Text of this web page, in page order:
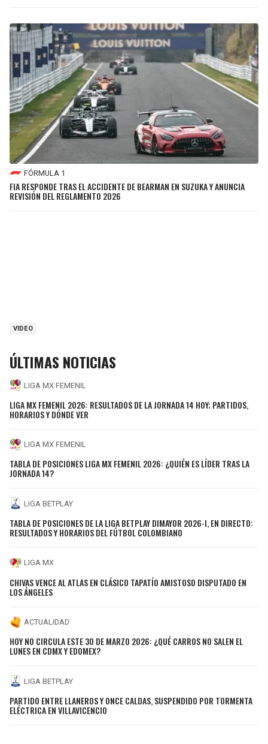
FÓRMULA 1
FIA RESPONDE TRAS EL ACCIDENTE DE BEARMAN EN SUZUKA Y ANUNCIA
REVISIÓN DEL REGLAMENTO 2026
VIDEO
ÚLTIMAS NOTICIAS
LIGA MX FEMENIL
LIGA MX FEMENIL 2026: RESULTADOS DE LA JORNADA 14 HOY; PARTIDOS,
HORARIOS Y DÓNDE VER
LIGA MX FEMENIL
TABLA DE POSICIONES LIGA MX FEMENIL 2026: ¿QUIÉN ES LÍDER TRAS LA
JORNADA 14?
LIGA BETPLAY
TABLA DE POSICIONES DE LA LIGA BETPLAY DIMAYOR 2026-I, EN DIRECTO:
RESULTADOS Y HORARIOS DEL FÚTBOL COLOMBIANO
LIGA MX
CHIVAS VENCE AL ATLAS EN CLÁSICO TAPATÍO AMISTOSO DISPUTADO EN
LOS ÁNGELES
ACTUALIDAD
HOY NO CIRCULA ESTE 30 DE MARZO 2026: ¿QUÉ CARROS NO SALEN EL
LUNES EN CDMX Y EDOMEX?
LIGA BETPLAY
PARTIDO ENTRE LLANEROS Y ONCE CALDAS, SUSPENDIDO POR TORMENTA
ELÉCTRICA EN VILLAVICENCIO